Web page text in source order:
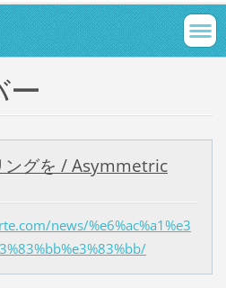
ー
ングを / Asymmetric
news/%e6%ac%a1%e3